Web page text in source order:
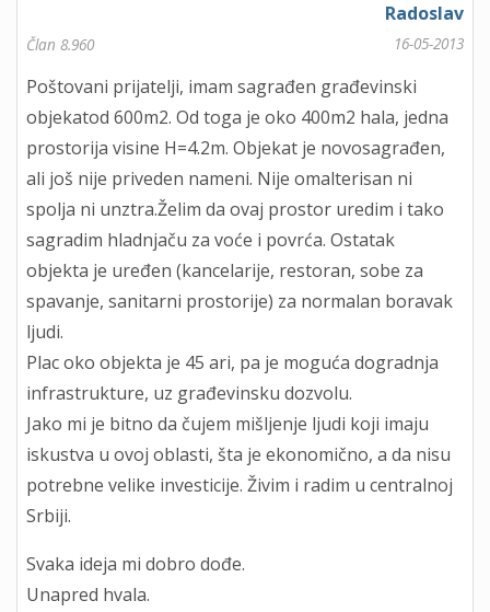
Radoslav
Član 8.960 16-05-2013
Poštovani prijatelji, imam sagrađen građevinski
objekatod 600m2. Od toga je oko 400m2 hala, jedna
prostorija visine H=4.2m. Objekat je novosagrađen,
ali još nije priveden nameni. Nije omalterisan ni
spolja ni unztra.Želim da ovaj prostor uredim i tako
sagradim hladnjaču za voće i povrća. Ostatak
objekta je uređen (kancelarije, restoran, sobe za
spavanje, sanitarni prostorije) za normalan boravak
ljudi.
Plac oko objekta je 45 ari, pa je moguća dogradnja
infrastrukture, uz građevinsku dozvolu.
Jako mi je bitno da čujem mišljenje ljudi koji imaju
iskustva u ovoj oblasti, šta je ekonomično, a da nisu
potrebne velike investicije. Živim i radim u centralnoj
Srbiji.
Svaka ideja mi dobro dođe.
Unapred hvala.